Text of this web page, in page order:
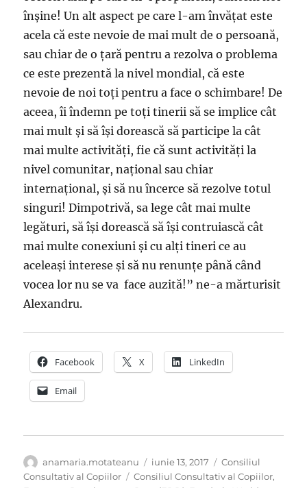
înşine! Un alt aspect pe care l-am învăţat este
acela că este nevoie de mai mult de o persoană,
sau chiar de o ţară pentru a rezolva o problema
ce este prezentă la nivel mondial, că este
nevoie de noi toţi pentru a face o schimbare! De
aceea, îi îndemn pe toţi tinerii să se implice cât
mai mult şi să îşi dorească să participe la cât
mai multe activităţi, fie că sunt activităţi la
nivel comunitar, naţional sau chiar
internaţional, şi să nu încerce să rezolve totul
singuri! Dimpotrivă, sa lege cât mai multe
legături, să îşi dorească să îşi contruiască cât
mai multe conexiuni şi cu alţi tineri ce au
aceleaşi interese şi să nu renunţe până când
vocea lor nu se va face auzită!” ne-a mărturisit
Alexandru.
Facebook X LinkedIn
Email
Autor
anamaria.motateanu
Publicat
pe
iunie 13, 2017 Categorii
Consiliul
Consultativ al Copiilor
Etichete
Consiliul Consultativ al Copiilor,